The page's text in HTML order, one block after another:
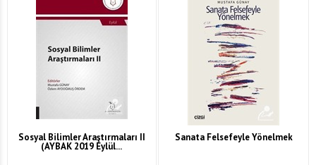
Sosyal Bilimler Araştırmaları II
(AYBAK 2019 Eylül...
Sanata Felsefeyle Yönelmek